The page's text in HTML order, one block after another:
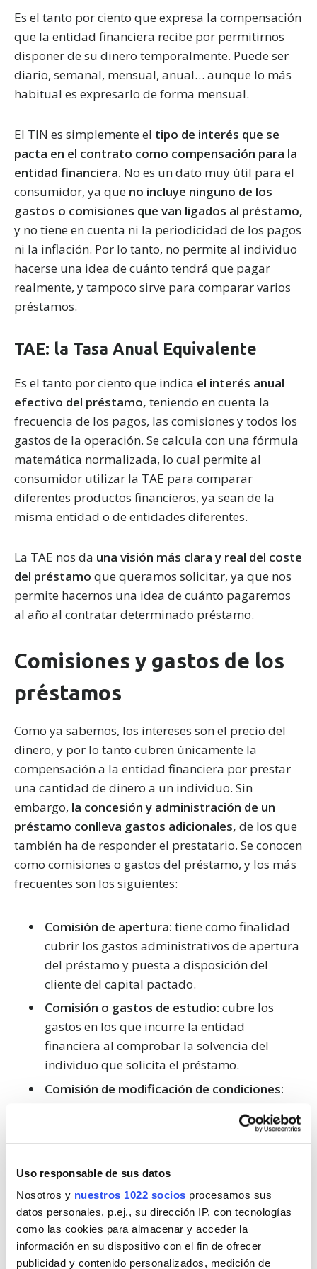
Uso responsable de sus datos
Nosotros y nuestros 1022 socios procesamos sus
datos personales, p.ej., su dirección IP, con tecnologías
como las cookies para almacenar y acceder la
información en su dispositivo con el fin de ofrecer
publicidad y contenido personalizados, medición de
Es el tanto por ciento que expresa la compensación
que la entidad financiera recibe por permitirnos
disponer de su dinero temporalmente. Puede ser
diario, semanal, mensual, anual… aunque lo más
habitual es expresarlo de forma mensual.
El TIN es simplemente el tipo de interés que se
pacta en el contrato como compensación para la
entidad financiera. No es un dato muy útil para el
consumidor, ya que no incluye ninguno de los
gastos o comisiones que van ligados al préstamo,
y no tiene en cuenta ni la periodicidad de los pagos
ni la inflación. Por lo tanto, no permite al individuo
hacerse una idea de cuánto tendrá que pagar
realmente, y tampoco sirve para comparar varios
préstamos.
TAE: la Tasa Anual Equivalente
Es el tanto por ciento que indica el interés anual
efectivo del préstamo, teniendo en cuenta la
frecuencia de los pagos, las comisiones y todos los
gastos de la operación. Se calcula con una fórmula
matemática normalizada, lo cual permite al
consumidor utilizar la TAE para comparar
diferentes productos financieros, ya sean de la
misma entidad o de entidades diferentes.
La TAE nos da una visión más clara y real del coste
del préstamo que queramos solicitar, ya que nos
permite hacernos una idea de cuánto pagaremos
al año al contratar determinado préstamo.
Comisiones y gastos de los
préstamos
Como ya sabemos, los intereses son el precio del
dinero, y por lo tanto cubren únicamente la
compensación a la entidad financiera por prestar
una cantidad de dinero a un individuo. Sin
embargo, la concesión y administración de un
préstamo conlleva gastos adicionales, de los que
también ha de responder el prestatario. Se conocen
como comisiones o gastos del préstamo, y los más
frecuentes son los siguientes:
Comisión de apertura: tiene como finalidad
cubrir los gastos administrativos de apertura
del préstamo y puesta a disposición del
cliente del capital pactado.
Comisión o gastos de estudio: cubre los
gastos en los que incurre la entidad
financiera al comprobar la solvencia del
individuo que solicita el préstamo.
Comisión de modificación de condiciones:
de un cambio en las condiciones del
préstamo.
Comisión por amortización o cancelación
anticipada:es una penalización que se aplica
cuando el prestatario amortiza la deuda
antes de tiempo.
Otros gastos:la entidad financiera puede